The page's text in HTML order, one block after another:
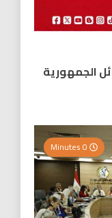
الجمهورية